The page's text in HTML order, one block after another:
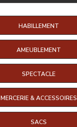
HABILLEMENT
AMEUBLEMENT
SPECTACLE
MERCERIE & ACCESSOIRES
SACS